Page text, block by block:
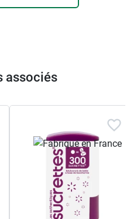
gastro-entérologie.
également
équivaut à 2
de 300 sucrettes
associés